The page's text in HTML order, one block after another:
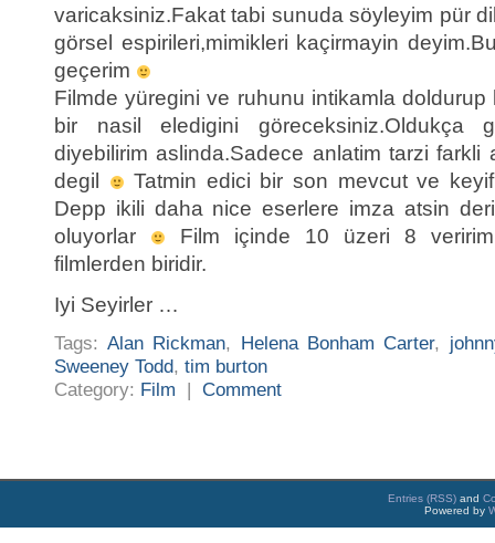
varicaksiniz.Fakat tabi sunuda söyleyim pür
görsel espirileri,mimikleri kaçirmayin
geçerim
Filmde yüregini ve ruhunu intikamla
bir nasil eledigini göreceksiniz.Oldukça
diyebilirim aslinda.Sadece anlatim tarzi
degil
Tatmin edici bir son mevcut ve
Depp ikili daha nice eserlere imza atsin
oluyorlar
Film içinde 10 üzeri 8
filmlerden biridir.
Iyi Seyirler …
Tags: Alan Rickman, Helena Bonham Carter,
Sweeney Todd, tim burton
Category: Film | Comment
Entries (RSS) and
Powered by